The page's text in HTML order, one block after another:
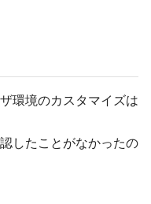
環境のカスタマイズは
したことがなかったの